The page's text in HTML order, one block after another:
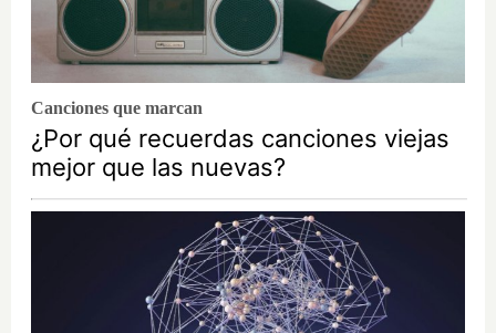
Canciones que marcan
¿Por qué recuerdas canciones viejas
mejor que las nuevas?